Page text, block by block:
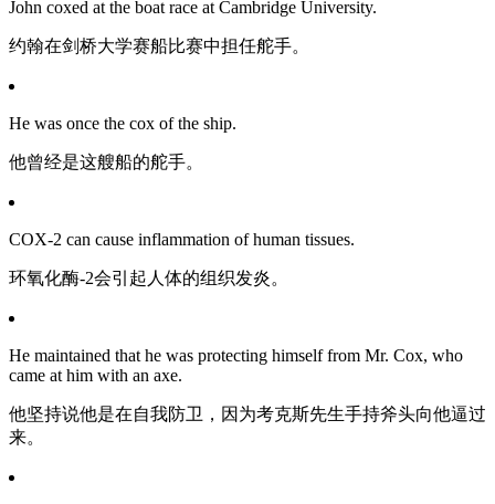
John coxed at the boat race at Cambridge University.
约翰在剑桥大学赛船比赛中担任舵手。
He was once the cox of the ship.
他曾经是这艘船的舵手。
COX-2 can cause inflammation of human tissues.
环氧化酶-2会引起人体的组织发炎。
He maintained that he was protecting himself from Mr. Cox, who
came at him with an axe.
他坚持说他是在自我防卫，因为考克斯先生手持斧头向他逼过
来。